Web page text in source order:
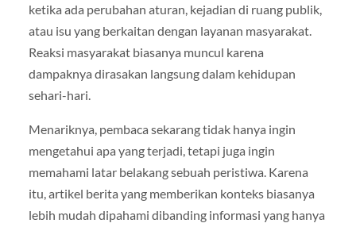
ketika ada perubahan aturan, kejadian di ruang publik,
atau isu yang berkaitan dengan layanan masyarakat.
Reaksi masyarakat biasanya muncul karena
dampaknya dirasakan langsung dalam kehidupan
sehari-hari.
Menariknya, pembaca sekarang tidak hanya ingin
mengetahui apa yang terjadi, tetapi juga ingin
memahami latar belakang sebuah peristiwa. Karena
itu, artikel berita yang memberikan konteks biasanya
lebih mudah dipahami dibanding informasi yang hanya